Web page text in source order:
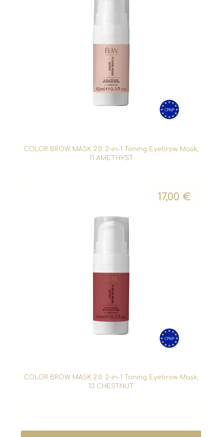
COLOR BROW MASK 2.0: 2-in-1 Toning Eyebrow Mask,
11 AMETHYST
COLOR BROW MASK 2.0: 2-in-1 Toning Eyebrow Mask,
13 CHESTNUT
17,00 €